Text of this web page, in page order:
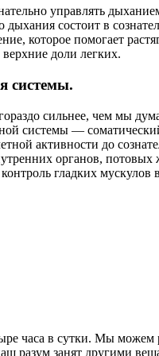
управлять
дыхания состоит в
которое помогает
доли легких.
системы.
сильнее, чем мы
системы —
активности до
органов,
гладких мускулов
часа в сутки. Мы
разум занят другими